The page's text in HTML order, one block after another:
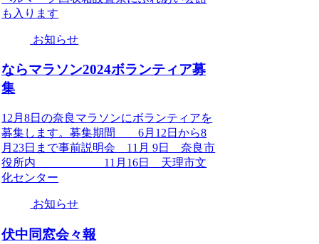
も入ります
お知らせ
ならマラソン2024ボランティア募
集
12月8日の奈良マラソンにボランティアを
募集します。募集期間 6月12日から8
月23日まで事前説明会 11月 9日 奈良市
役所内 11月16日 天理市文
化センター
お知らせ
伏中同窓会々報